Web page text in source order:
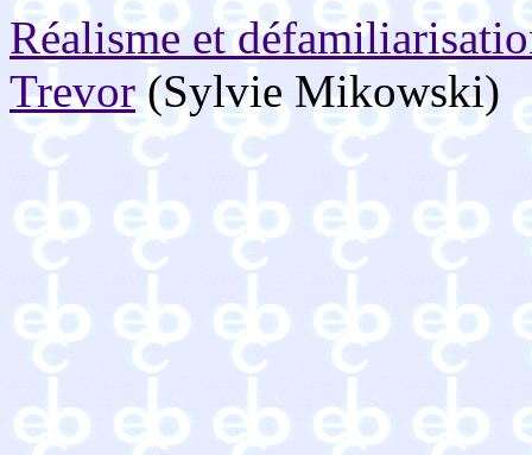
Réalisme et
Trevor(Sylvie Mikowski)